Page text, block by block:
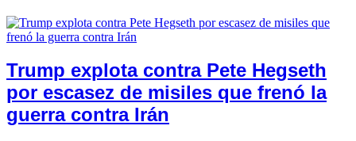
Trump explota contra Pete Hegseth
por escasez de misiles que frenó la
guerra contra Irán